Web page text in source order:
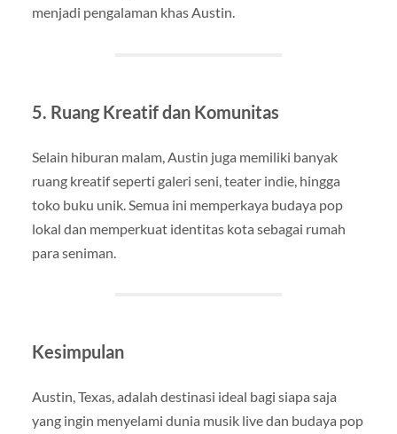
menjadi pengalaman khas Austin.
5. Ruang Kreatif dan Komunitas
Selain hiburan malam, Austin juga memiliki banyak
ruang kreatif seperti galeri seni, teater indie, hingga
toko buku unik. Semua ini memperkaya budaya pop
lokal dan memperkuat identitas kota sebagai rumah
para seniman.
Kesimpulan
Austin, Texas, adalah destinasi ideal bagi siapa saja
yang ingin menyelami dunia musik live dan budaya pop